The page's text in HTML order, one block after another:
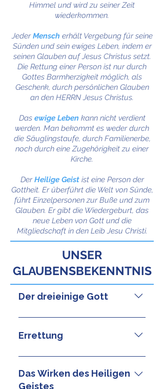
Himmel und wird zu seiner Zeit
wiederkommen.
JederMensch erhält Vergebung für seine
Sünden und sein ewiges Leben, indem er
seinen Glauben auf Jesus Christus setzt.
Die Rettung einer Person ist nur durch
Gottes Barmherzigkeit möglich, als
Geschenk, durch persönlichen Glauben
an den HERRN Jesus Christus.
Das ewige Leben kann nicht verdient
werden. Man bekommt es weder durch
die Säuglingstaufe, durch Familienerbe,
noch durch eine Zugehörigkeit zu einer
Kirche.
DerHeilige Geistist eine Person der
Gottheit. Er überführt die Welt von Sünde,
führt Einzelpersonen zur Buße und zum
Glauben. Er gibt die Wiedergeburt, das
neue Leben von Gott und die
Mitgliedschaft in den Leib Jesu Christi.
UNSER
GLAUBENSBEKENNTNIS
Der dreieinige Gott
Wir glauben, dass es einen Gott
gibt (5. Mo. 6,4), der alles
das Unsichtbare. Durch Seine
Schöpfung hat Er sich allen
Menschen offenbart. Durch
Errettung
Wir glauben, dass Jesus von einer
Jungfrau geboren wurde – so wie
es Gott durch den Propheten
Das Wirken des Heiligen
Geistes